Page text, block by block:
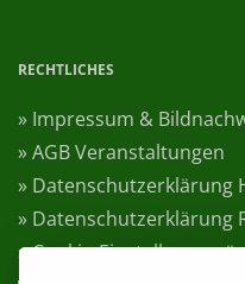
RECHTLICHES
» Impressum &
» AGB Veranstaltungen
» Datenschutzerklärung
» Datenschutzerklärung
» Cookie-Einstellungen